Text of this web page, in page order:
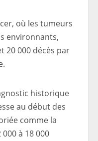
où les tumeurs
environnants,
20 000 décès par
historique
au début des
comme la
à 18 000